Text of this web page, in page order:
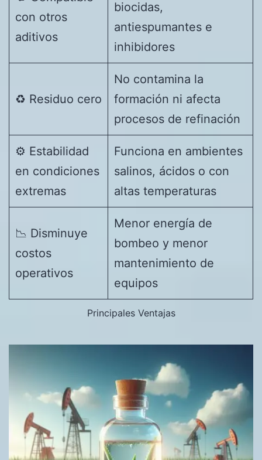
con otros
aditivos
biocidas,
antiespumantes e
inhibidores
♻️ Residuo cero
No contamina la
formación ni afecta
procesos de refinación
⚙️ Estabilidad
en condiciones
extremas
Funciona en ambientes
salinos, ácidos o con
altas temperaturas
📉 Disminuye
costos
operativos
Menor energía de
bombeo y menor
mantenimiento de
equipos
Principales Ventajas